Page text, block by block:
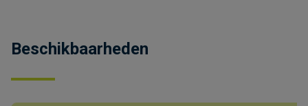
Beschikbaarheden